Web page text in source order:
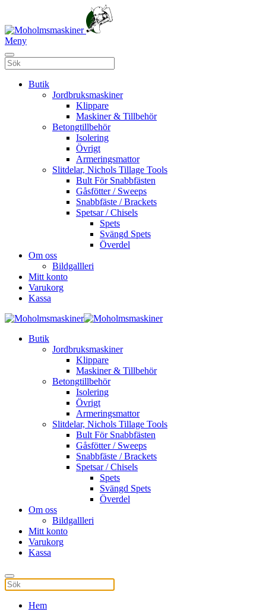
Meny
Butik
Jordbruksmaskiner
Klippare
Maskiner & Tillbehör
Betongtillbehör
Isolering
Övrigt
Armeringsmattor
Slitdelar, Nichols Tillage Tools
Bult För Snabbfästen
Gåsfötter / Sweeps
Snabbfäste / Brackets
Spetsar / Chisels
Spets
Svängd Spets
Överdel
Om oss
Bildgallleri
Mitt konto
Varukorg
Kassa
Butik
Jordbruksmaskiner
Klippare
Maskiner & Tillbehör
Betongtillbehör
Isolering
Övrigt
Armeringsmattor
Slitdelar, Nichols Tillage Tools
Bult För Snabbfästen
Gåsfötter / Sweeps
Snabbfäste / Brackets
Spetsar / Chisels
Spets
Svängd Spets
Överdel
Om oss
Bildgallleri
Mitt konto
Varukorg
Kassa
Hem